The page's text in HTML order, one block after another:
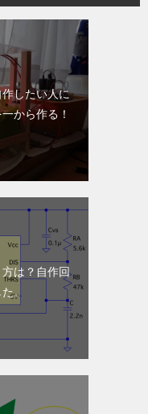
作したい人に
から作る！
は？自作回
。